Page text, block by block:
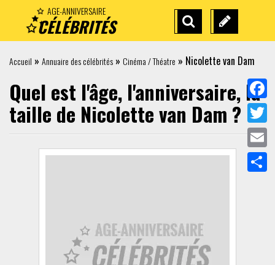
AGE-ANNIVERSAIRE
CÉLÉBRITÉS
RECHERCHE SUGGÉREZ
Accueil » Annuaire des célébrités » Cinéma / Théatre » Nicolette van Dam
Quel est l'âge, l'anniversaire, la
taille de Nicolette van Dam ?